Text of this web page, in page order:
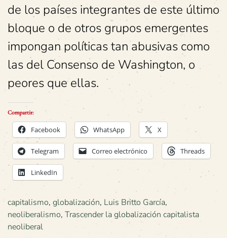
de los países integrantes de este último
bloque o de otros grupos emergentes
impongan políticas tan abusivas como
las del Consenso de Washington, o
peores que ellas.
Compartir:
Facebook WhatsApp X
Telegram Correo electrónico Threads
LinkedIn
capitalismo, globalización, Luis Britto García,
neoliberalismo, Trascender la globalización capitalista
neoliberal